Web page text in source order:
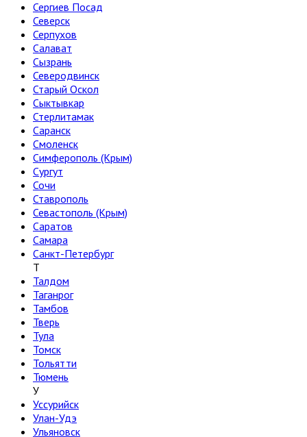
Сергиев Посад
Северск
Серпухов
Салават
Сызрань
Северодвинск
Старый Оскол
Сыктывкар
Стерлитамак
Саранск
Смоленск
Симферополь (Крым)
Сургут
Сочи
Ставрополь
Севастополь (Крым)
Саратов
Самара
Санкт-Петербург
Т
Талдом
Таганрог
Тамбов
Тверь
Тула
Томск
Тольятти
Тюмень
У
Уссурийск
Улан-Удэ
Ульяновск